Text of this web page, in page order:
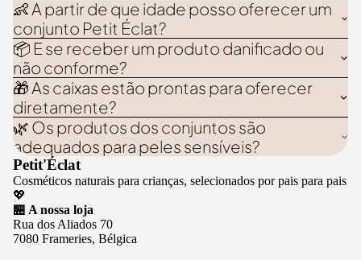
👶 A partir de que idade posso oferecer um
conjunto Petit Éclat?
📦 E se receber um produto danificado ou
não conforme?
🎁 As caixas estão prontas para oferecer
diretamente?
🌿 Os produtos dos conjuntos são
adequados para peles sensíveis?
Petit'Éclat
Cosméticos naturais para crianças, selecionados por pais para pais
💖
🏪 A nossa loja
Rua dos Aliados 70
7080 Frameries, Bélgica